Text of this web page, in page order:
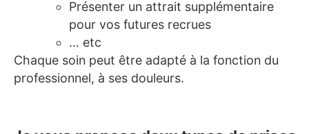
Présenter un attrait supplémentaire
pour vos futures recrues
… etc
Chaque soin peut être adapté à la fonction du
professionnel, à ses douleurs.